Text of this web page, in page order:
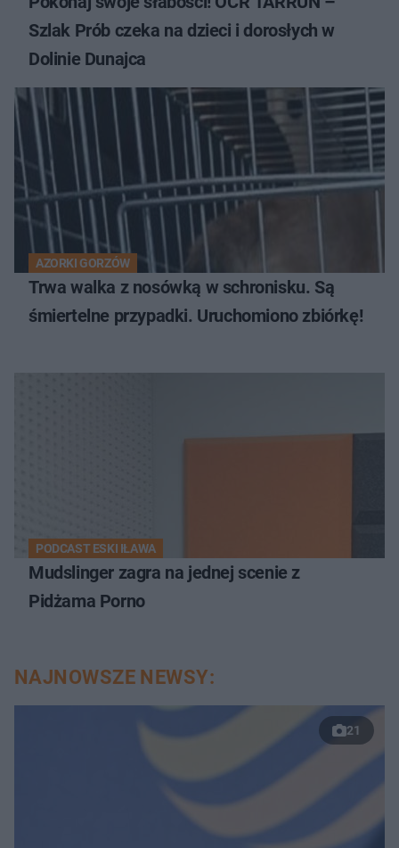
Szlak Prób czeka na dzieci i dorosłych w
Dolinie Dunajca
AZORKI GORZÓW
Trwa walka z nosówką w schronisku. Są
śmiertelne przypadki. Uruchomiono zbiórkę!
PODCAST ESKI IŁAWA
Mudslinger zagra na jednej scenie z
Pidżama Porno
NAJNOWSZE NEWSY:
21